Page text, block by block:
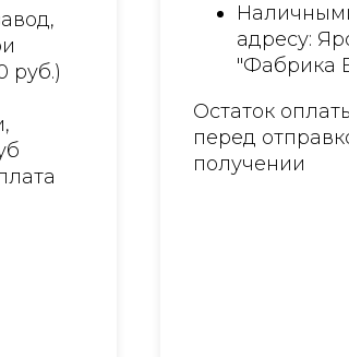
руб.)
адресу:
"Фабрика
Остаток
перед
получении